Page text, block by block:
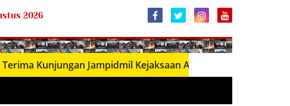
2026
Jampidmil Kejaksaan Agung RI, Perkuat Sinergi